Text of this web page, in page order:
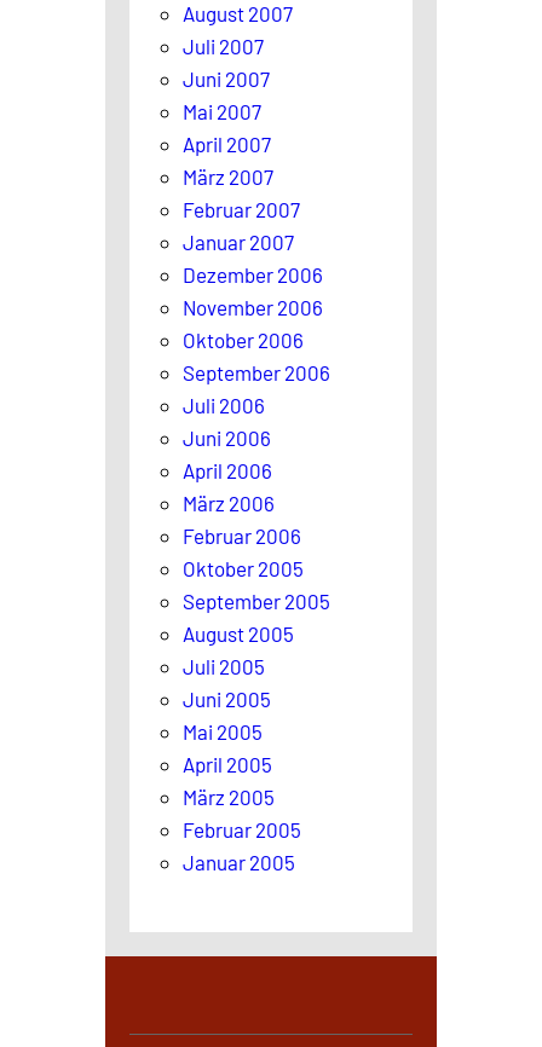
August 2007
Juli 2007
Juni 2007
Mai 2007
April 2007
März 2007
Februar 2007
Januar 2007
Dezember 2006
November 2006
Oktober 2006
September 2006
Juli 2006
Juni 2006
April 2006
März 2006
Februar 2006
Oktober 2005
September 2005
August 2005
Juli 2005
Juni 2005
Mai 2005
April 2005
März 2005
Februar 2005
Januar 2005